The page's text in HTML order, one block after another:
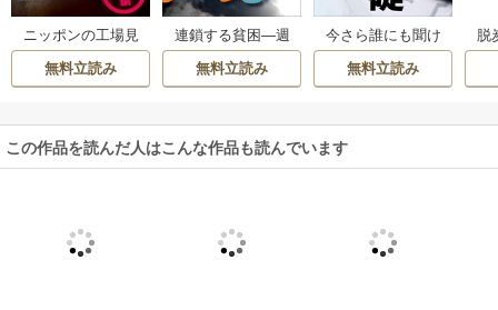
ニッポンの工場見
学【食品編】 身近
な食品のワクワク
済eビジネス新書N
o.113
無料立読み
連鎖する貧困―週
刊東洋経済eビジネ
ス新書No.266
無料立読み
今さら誰にも聞け
ない株式投資の基
礎の基礎―週刊東
書No.02
無料立読み
脱
この作品を読んだ人はこんな作品も読んでいます